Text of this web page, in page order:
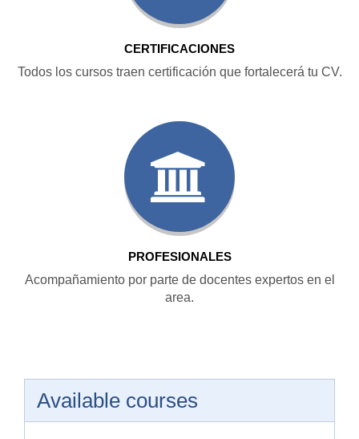
CERTIFICACIONES
Todos los cursos traen certificación que fortalecerá tu CV.
PROFESIONALES
Acompañamiento por parte de docentes expertos en el
area.
Available courses